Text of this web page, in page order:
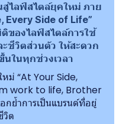
ไลฟ์สไตล์ยุคใหม่ ภาย
Every Side of Life”
ของไลฟ์สไตล์การใช้
ชีวิตส่วนตัว ให้สะดวก
นในทุกช่วงเวลา
หม่ “At Your Side,
work to life, Brother
ย้ำการเป็นแบรนด์ที่อยู่
วิต